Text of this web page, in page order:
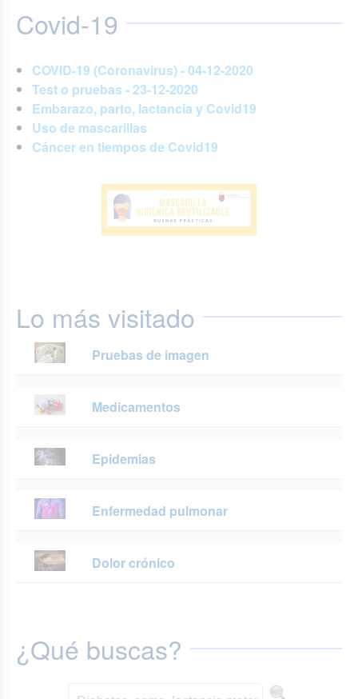
Covid-19
COVID-19 (Coronavirus) - 04-12-2020
Test o pruebas - 23-12-2020
Embarazo, parto, lactancia y Covid19
Uso de mascarillas
Cáncer en tiempos de Covid19
Lo más visitado
Pruebas de imagen
Medicamentos
Epidemias
Enfermedad pulmonar
Dolor crónico
¿Qué buscas?